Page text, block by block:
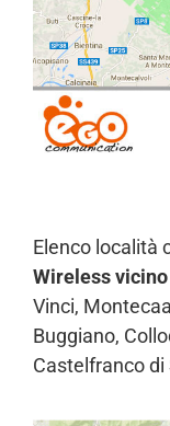
Elenco località
Wireless
Vinci,
Buggiano,
Castelfranco